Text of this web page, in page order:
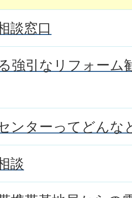
談窓口
強引なリフォーム
ンターってどんな
談